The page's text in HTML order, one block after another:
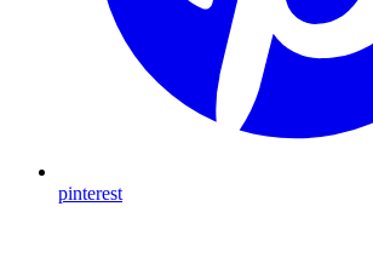
pinterest